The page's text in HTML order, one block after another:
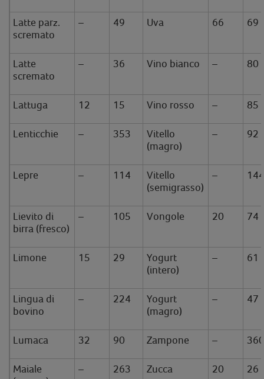
Latte parz.
scremato
– 49 Uva 66 69
Latte
scremato
– 36 Vino bianco – 80
Lattuga 12 15 Vino rosso – 85
Lenticchie – 353
Vitello
(magro)
– 92
Lepre – 114
Vitello
(semigrasso)
–
Lievito di
birra (fresco)
– 105 Vongole 20 74
Limone 15 29
Yogurt
(intero)
– 61
Lingua di
bovino
– 224
Yogurt
(magro)
– 47
Lumaca 32 90 Zampone –
Maiale
– 263 Zucca 20 26